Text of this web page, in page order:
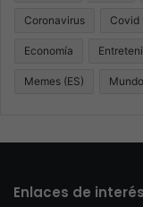
Coronavirus Covid
Economía
Memes (ES) Mundo
Enlaces de interés